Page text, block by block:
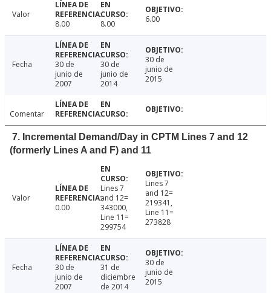
Valor
8.00
8.00 6.00
Fecha
30 de
junio de
2007
30 de
junio de
2014
30 de
junio de
2015
Comentar
7. Incremental Demand/Day in CPTM Lines 7 and 12
(formerly Lines A and F) and 11
Valor
0.00
Lines 7
and 12=
343000,
Line 11=
299754
Lines 7
and 12=
219341,
Line 11=
273828
Fecha
30 de
junio de
2007
31 de
diciembre
de 2014
30 de
junio de
2015